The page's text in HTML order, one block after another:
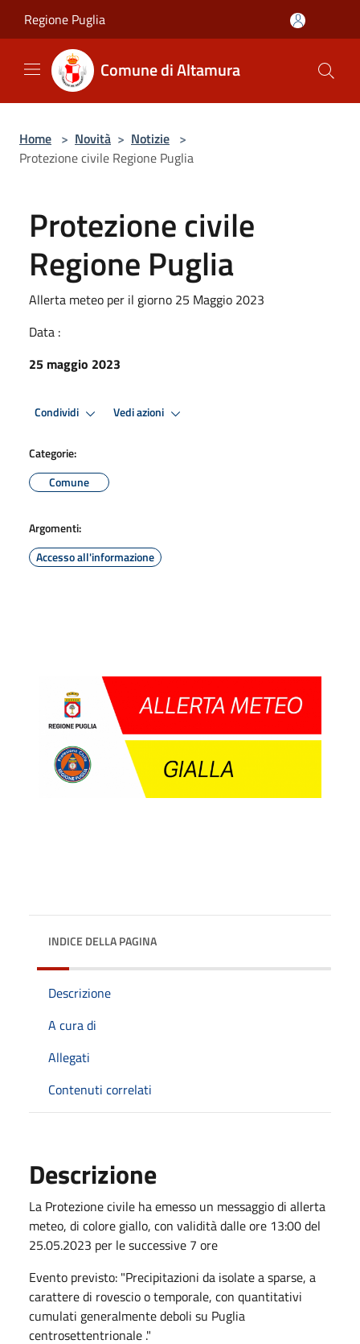
Regione Puglia
Comune di Altamura
Home > Novità > Notizie >
Protezione civile Regione Puglia
Protezione civile
Regione Puglia
Allerta meteo per il giorno 25 Maggio 2023
Data :
25 maggio 2023
Condividi Vedi azioni
Categorie:
Comune
Argomenti:
Accesso all'informazione
INDICE DELLA PAGINA
Descrizione
A cura di
Allegati
Contenuti correlati
Descrizione
La Protezione civile ha emesso un messaggio di allerta
meteo, di colore giallo, con validità dalle ore 13:00 del
25.05.2023 per le successive 7 ore
Evento previsto: "Precipitazioni da isolate a sparse, a
carattere di rovescio o temporale, con quantitativi
cumulati generalmente deboli su Puglia
centrosettentrionale ."